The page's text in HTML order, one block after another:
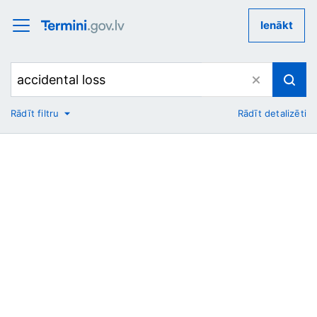
Ienākt
No
Rādīt filtru Rādīt detalizēti